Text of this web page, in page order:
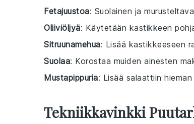
Fetajuustoa: Suolainen ja
Oliiviöljyä: Käytetään kastikkeen
Sitruunamehua: Lisää kastikkeeseen
Suolaa: Korostaa muiden ainesten
Mustapippuria: Lisää salaattiin
Tekniikkavinkki